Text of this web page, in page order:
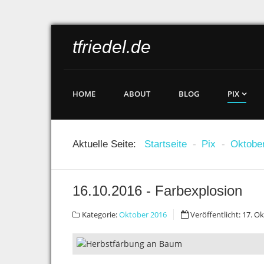
tfriedel.de
HOME ABOUT BLOG PIX
Aktuelle Seite: Startseite - Pix -
16.10.2016 - Farbexplosion
Kategorie:Oktober 2016 Veröffentlicht: 17.